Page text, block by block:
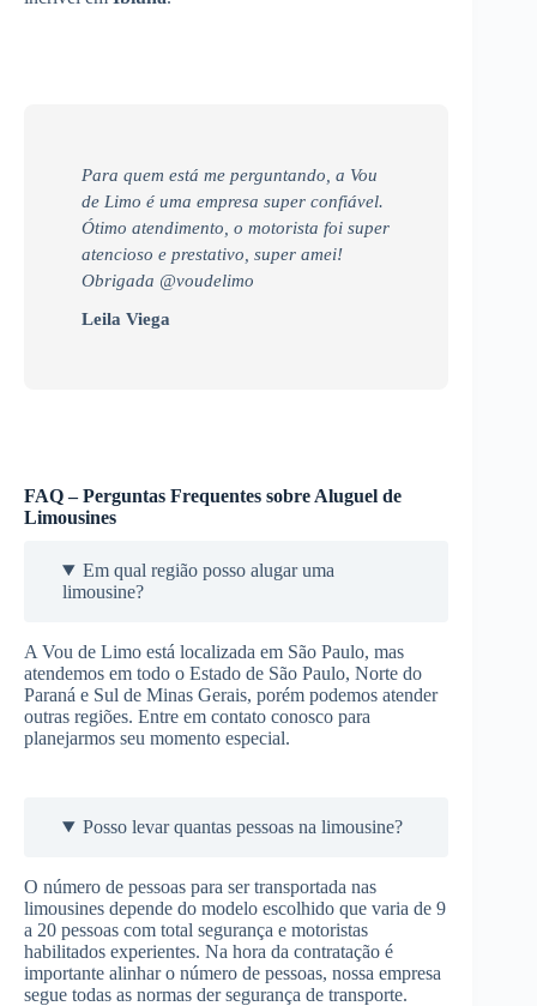
Para quem está me perguntando, a Vou
de Limo é uma empresa super confiável.
Ótimo atendimento, o motorista foi super
atencioso e prestativo, super amei!
Obrigada @voudelimo
Leila Viega
FAQ – Perguntas Frequentes sobre Aluguel de
Limousines
Em qual região posso alugar uma
limousine?
A Vou de Limo está localizada em São Paulo, mas
atendemos em todo o Estado de São Paulo, Norte do
Paraná e Sul de Minas Gerais, porém podemos atender
outras regiões. Entre em contato conosco para
planejarmos seu momento especial.
Posso levar quantas pessoas na limousine?
O número de pessoas para ser transportada nas
limousines depende do modelo escolhido que varia de 9
a 20 pessoas com total segurança e motoristas
habilitados experientes. Na hora da contratação é
importante alinhar o número de pessoas, nossa empresa
segue todas as normas der segurança de transporte.